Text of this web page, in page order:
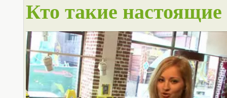
Кто такие